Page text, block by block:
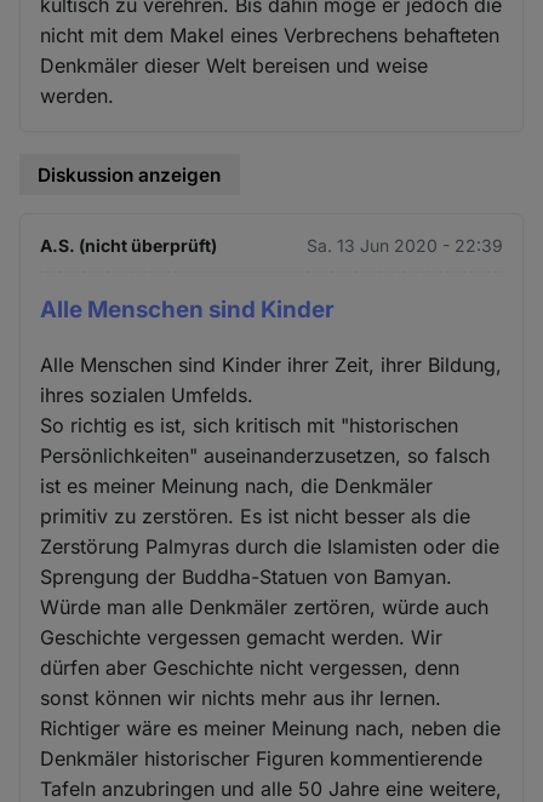
nicht mit dem Makel eines Verbrechens behafteten
Denkmäler dieser Welt bereisen und weise
werden.
Diskussion anzeigen
A.S. (nicht überprüft) Sa. 13 Jun 2020 - 22:39
Alle Menschen sind Kinder
Alle Menschen sind Kinder ihrer Zeit, ihrer Bildung,
ihres sozialen Umfelds.
So richtig es ist, sich kritisch mit "historischen
Persönlichkeiten" auseinanderzusetzen, so falsch
ist es meiner Meinung nach, die Denkmäler
primitiv zu zerstören. Es ist nicht besser als die
Zerstörung Palmyras durch die Islamisten oder die
Sprengung der Buddha-Statuen von Bamyan.
Würde man alle Denkmäler zertören, würde auch
Geschichte vergessen gemacht werden. Wir
dürfen aber Geschichte nicht vergessen, denn
sonst können wir nichts mehr aus ihr lernen.
Richtiger wäre es meiner Meinung nach, neben die
Denkmäler historischer Figuren kommentierende
Tafeln anzubringen und alle 50 Jahre eine weitere,